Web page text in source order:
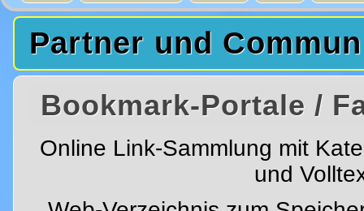
Partner und
Bookmark-Portale /
Online Link-Sammlung mit
und